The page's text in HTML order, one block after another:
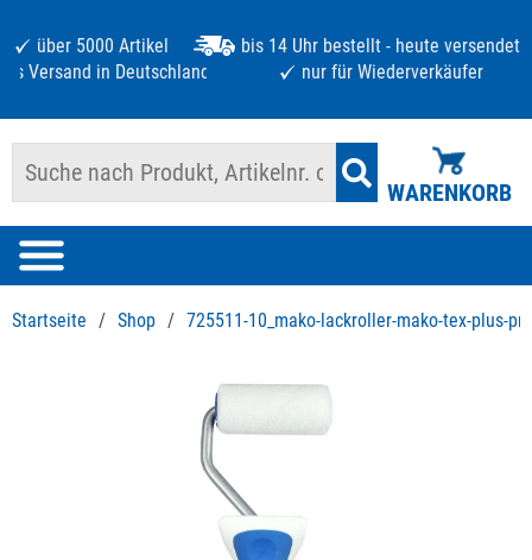
über 5000 Artikel
bis 14 Uhr bestellt - heute versendet
Versand in Deutschland ab 125 €
nur für Wiederverkäufer
WARENKORB
Startseite / Shop / 725511-10_mako-lackroller-mako-tex-plus-